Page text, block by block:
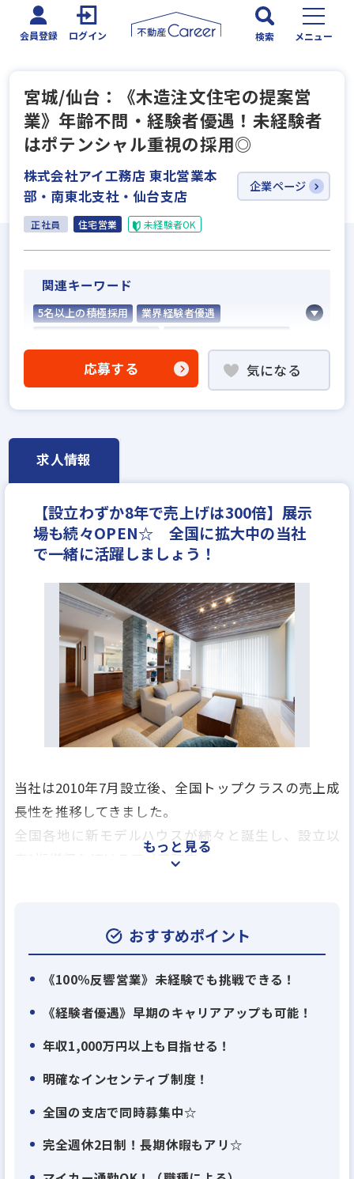
会員登録 ログイン 検索 メニュー
宮城/仙台：《木造注文住宅の提案営
業》年齢不問・経験者優遇！未経験者
はポテンシャル重視の採用◎
株式会社アイ工務店 東北営業本
部・南東北支社・仙台支店
企業ページ
正社員 住宅営業 未経験者OK
関連キーワード
5名以上の積極採用
業界経験者優遇
高級賃貸仲介営業の経験者歓迎
固定給25万円以上
宅建取引士歓迎
研修制度あり
マイカー通勤可
女性が活躍中
ノルマ無し
完全週休2日 休日シフト制 反響営業
応募する 気になる
求人情報
【設立わずか8年で売上げは300倍】展示
場も続々OPEN☆ 全国に拡大中の当社
で一緒に活躍しましょう！
当社は2010年7月設立後、全国トップクラスの売上成
長性を推移してきました。
全国各地に新モデルハウスが続々と誕生し、設立以
来2桁増収を続けるアイ工務店。
【当社について】
大阪を中心に、関西、中国、四国、九州、東海、北
まにご評価頂き、延べ1万件のお客さまとご縁を頂き
ました。
『社員一人ひとりが会社をつくっていく』という気
積極的なチャレンジも推奨しており、意見を言いやす
い風通しの良い社風です。
もっと見る
おすすめポイント
《100％反響営業》未経験でも挑戦できる！
《経験者優遇》早期のキャリアアップも可能！
年収1,000万円以上も目指せる！
明確なインセンティブ制度！
全国の支店で同時募集中☆
完全週休2日制！長期休暇もアリ☆